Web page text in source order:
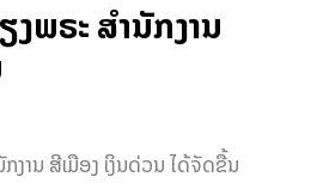
ພຣະ ສຳນັກງານ
ານ ສີເມືອງ ເງິນດ່ວນ ໄດ້​ຈັດ​ຂື້ນ​